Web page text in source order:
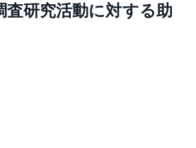
査研究活動に対する助